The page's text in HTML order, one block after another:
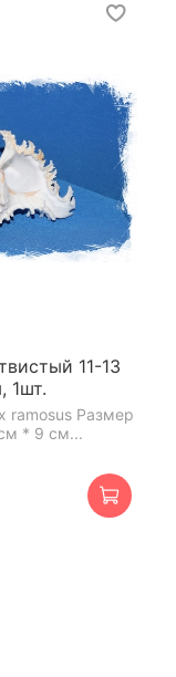
11-13
1шт.
ramosus Размер
* 9 см...